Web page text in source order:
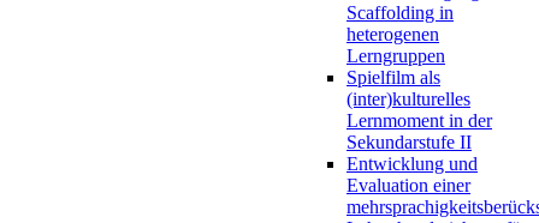
Scaffolding in
heterogenen
Lerngruppen
Spielfilm als
(inter)kulturelles
Lernmoment in der
Sekundarstufe II
Entwicklung und
Evaluation einer